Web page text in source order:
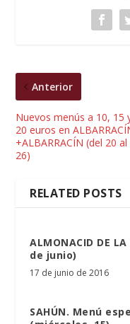
Anterior
Nuevos menús a 10, 15
20 euros en
+ALBARRACÍN (del 20 al
26)
RELATED POSTS
ALMONACID DE
de junio)
17 de junio de 2016
SAHÚN. Menú